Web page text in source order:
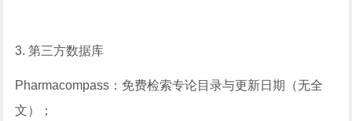
3. 第三方数据库
Pharmacompass：免费检索专论目录与更新日期（无全
文）；